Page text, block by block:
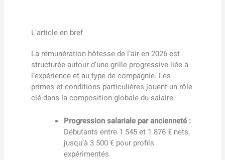
L’article en bref
La rémunération hôtesse de l’air en 2026 est
structurée autour d’une grille progressive liée à
l’expérience et au type de compagnie. Les
primes et conditions particulières jouent un rôle
clé dans la composition globale du salaire.
Progression salariale par ancienneté :
Débutants entre 1 545 et 1 876 € nets,
jusqu’à 3 500 € pour profils
expérimentés.